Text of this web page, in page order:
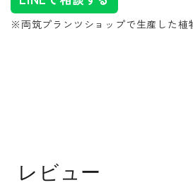
※両筑プランツショップで生産した植
レビュー